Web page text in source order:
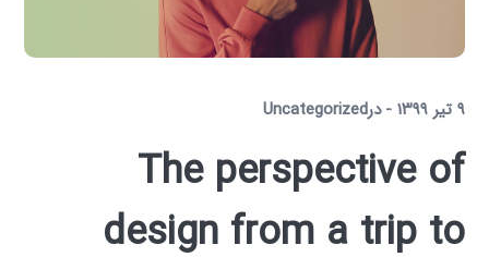
۹ تیر ۱۳۹۹ درUncategorized
The perspective of
design from a trip to